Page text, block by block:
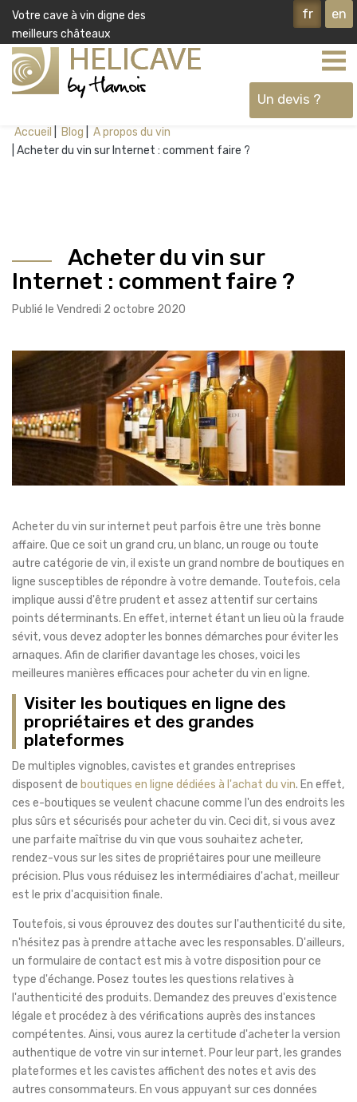
Votre cave à vin digne des
meilleurs châteaux
fr en
Un devis ?
Ok
Acheter du vin sur
Internet : comment faire ?
Publié le Vendredi 2 octobre 2020
Acheter du vin sur internet peut parfois être une très bonne
affaire. Que ce soit un grand cru, un blanc, un rouge ou toute
autre catégorie de vin, il existe un grand nombre de boutiques en
ligne susceptibles de répondre à votre demande. Toutefois, cela
implique aussi d'être prudent et assez attentif sur certains
points déterminants. En effet, internet étant un lieu où la fraude
sévit, vous devez adopter les bonnes démarches pour éviter les
arnaques. Afin de clarifier davantage les choses, voici les
meilleures manières efficaces pour acheter du vin en ligne.
Visiter les boutiques en ligne des
propriétaires et des grandes
plateformes
De multiples vignobles, cavistes et grandes entreprises
disposent de boutiques en ligne dédiées à l'achat du vin. En effet,
ces e-boutiques se veulent chacune comme l'un des endroits les
plus sûrs et sécurisés pour acheter du vin. Ceci dit, si vous avez
une parfaite maîtrise du vin que vous souhaitez acheter,
rendez-vous sur les sites de propriétaires pour une meilleure
précision. Plus vous réduisez les intermédiaires d'achat, meilleur
est le prix d'acquisition finale.
Toutefois, si vous éprouvez des doutes sur l'authenticité du site,
n'hésitez pas à prendre attache avec les responsables. D'ailleurs,
un formulaire de contact est mis à votre disposition pour ce
type d'échange. Posez toutes les questions relatives à
l'authenticité des produits. Demandez des preuves d'existence
légale et procédez à des vérifications auprès des instances
compétentes. Ainsi, vous aurez la certitude d'acheter la version
authentique de votre vin sur internet. Pour leur part, les grandes
plateformes et les cavistes affichent des notes et avis des
autres consommateurs. En vous appuyant sur ces données
Accueil Blog
A propos du vin
Acheter du vin sur Internet : comment faire ?